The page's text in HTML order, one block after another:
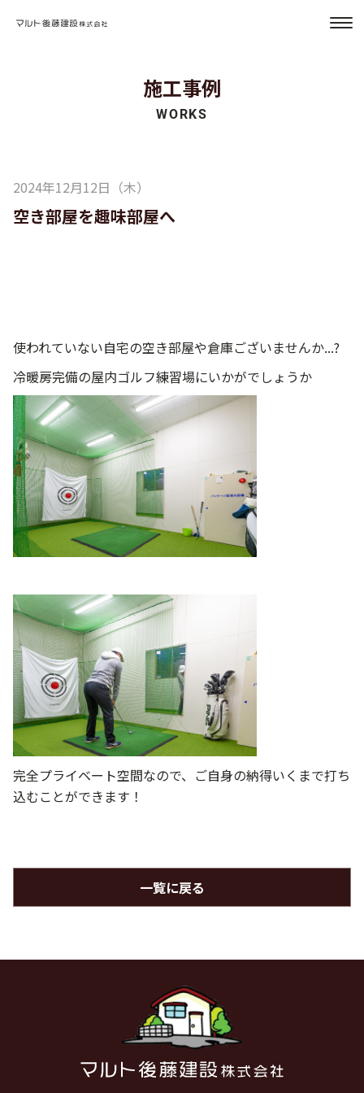
マルト後藤建設
施工事例
空き部屋を趣味部屋へ
2024年12月12日（木）
使われていない自宅の空き部屋や倉庫ございませんか...?
冷暖房完備の屋内ゴルフ練習場にいかがでしょうか
完全プライベート空間なので、ご自身の納得いくまで打ち
込むことができます！
一覧に戻る
マルト後藤建設株式会社